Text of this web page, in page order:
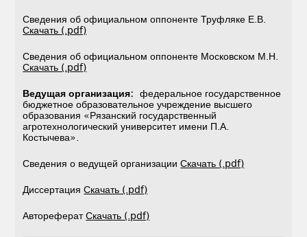
Сведения об официальном оппоненте Труфляке Е.В.
Скачать (.pdf)
Сведения об официальном оппоненте Московском М.Н.
Скачать (.pdf)
Ведущая организация:федеральное государственное
бюджетное образовательное учреждение высшего
образования «Рязанский государственный
агротехнологический университет имени П.А.
Костычева».
Сведения о ведущей организацииСкачать (.pdf)
ДиссертацияСкачать (.pdf)
АвторефератСкачать (.pdf)